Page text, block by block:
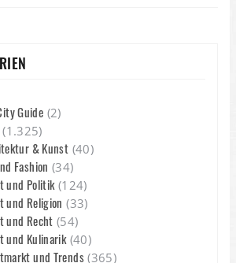
Guide (2)
(1.325)
& Kunst (40)
Fashion (34)
und Politik(124)
und Religion (33)
und Recht (54)
und Kulinarik(40)
und Trends(365)